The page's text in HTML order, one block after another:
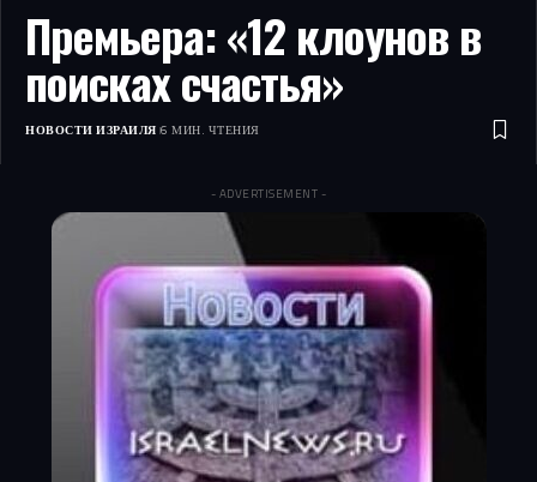
Премьера: «12 клоунов в
поисках счастья»
НОВОСТИ ИЗРАИЛЯ 6 МИН. ЧТЕНИЯ
- ADVERTISEMENT -